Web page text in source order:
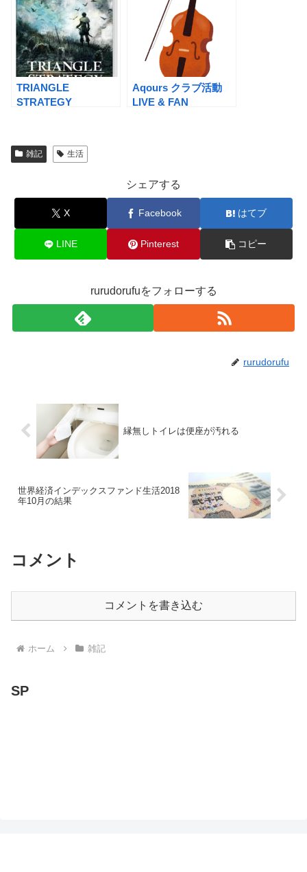
TRIANGLE
STRATEGY
Aqours クラブ活動
LIVE & FAN
雑記 生活
シェアする
X Facebook はてブ
LINE Pinterest コピー
rurudorufuをフォローする
rurudorufu
縁無しトイレは便座が汚れる
世界経済インデックスファンド生活2018
年10月の結果
コメント
コメントを書き込む
ホーム 雑記
SP